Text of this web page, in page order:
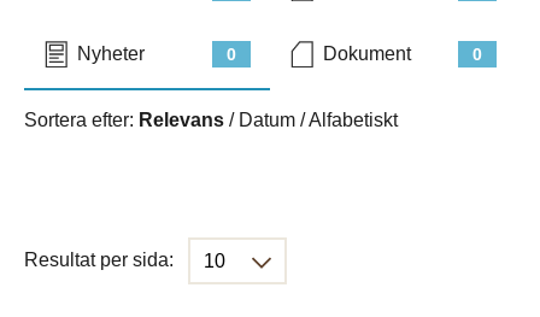
0
Nyheter 0
Dokument
Sortera efter: Relevans / Datum /Alfabetiskt
Resultat per sida: